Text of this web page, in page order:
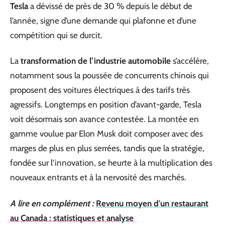
Teslaa dévissé de près de 30 % depuis le début de
l’année, signe d’une demande qui plafonne et d’une
compétition qui se durcit.
La transformation de l’industrie automobile s’accélère,
notamment sous la poussée de concurrents chinois qui
proposent des voitures électriques à des tarifs très
agressifs. Longtemps en position d’avant-garde, Tesla
voit désormais son avance contestée. La montée en
gamme voulue par Elon Musk doit composer avec des
marges de plus en plus serrées, tandis que la stratégie,
fondée sur l’innovation, se heurte à la multiplication des
nouveaux entrants et à la nervosité des marchés.
A lire en complément : Revenu moyen d'un restaurant
au Canada : statistiques et analyse